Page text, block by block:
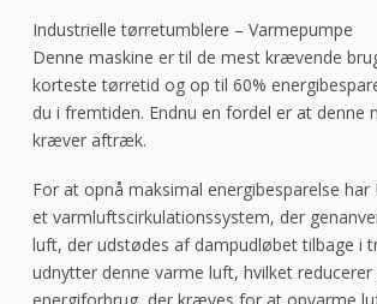
Industrielle tørretumblere – Varmepumpe
Denne maskine er til de mest krævende
korteste tørretid og op til 60%
du i fremtiden. Endnu en fordel er at denne
kræver aftræk.
For at opnå maksimal energibesparelse
et varmluftscirkulationssystem, der
luft, der udstødes af dampudløbet tilbage i
udnytter denne varme luft, hvilket reducerer